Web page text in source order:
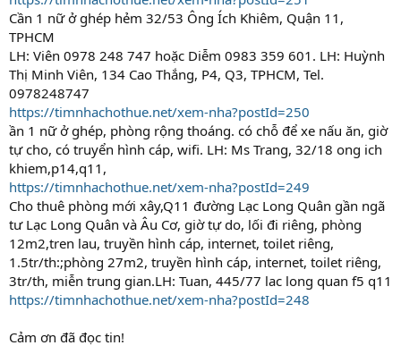
Cần 1 nữ ở ghép hẻm 32/53 Ông Ích Khiêm, Quận 11,
TPHCM
LH: Viên 0978 248 747 hoặc Diễm 0983 359 601. LH: Huỳnh
Thị Minh Viên, 134 Cao Thắng, P4, Q3, TPHCM, Tel.
0978248747
https://timnhachothue.net/xem-nha?postId=250
ần 1 nữ ở ghép, phòng rộng thoáng. có chỗ để xe nấu ăn, giờ
tự cho, có truyển hình cáp, wifi. LH: Ms Trang, 32/18 ong ich
khiem,p14,q11,
https://timnhachothue.net/xem-nha?postId=249
Cho thuê phòng mới xây,Q11 đường Lạc Long Quân gần ngã
tư Lạc Long Quân và Âu Cơ, giờ tự do, lối đi riêng, phòng
12m2,tren lau, truyền hình cáp, internet, toilet riêng,
1.5tr/th:;phòng 27m2, truyền hình cáp, internet, toilet riêng,
3tr/th, miễn trung gian.LH: Tuan, 445/77 lac long quan f5 q11
https://timnhachothue.net/xem-nha?postId=248
Cảm ơn đã đọc tin!